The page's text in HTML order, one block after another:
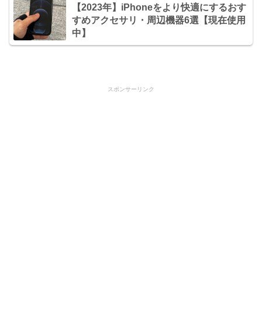
【2023年】iPhoneをより快適にするおす
すめアクセサリ・周辺機器6選【現在使用
中】
スポンサーリンク